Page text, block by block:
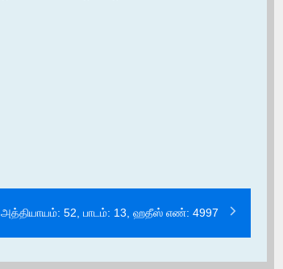
அத்தியாயம்: 52, பாடம்: 13, ஹதீஸ் எண்: 4997